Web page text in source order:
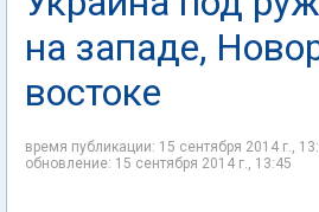
на западе,
востоке
время публикации: 15 сентября 2014 г.,
обновление: 15 сентября 2014 г., 13:45